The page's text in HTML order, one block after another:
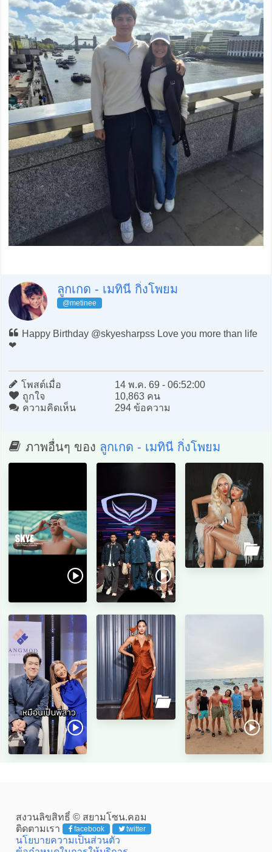
ลูกเกด - เมทินี กิ่งโพยม
@metinee
Happy Birthday @skyesharpss Love you more than life
❤️
โพสต์เมื่อ
14 พ.ค. 69 - 06:52:00
ถูกใจ
10,863 คน
ความคิดเห็น
294 ข้อความ
ภาพอื่นๆ ของ ลูกเกด - เมทินี กิ่งโพยม
สงวนลิขสิทธิ์ © สยามโซน.คอม
ติดตามเรา
facebook twitter
นโยบายความเป็นส่วนตัว